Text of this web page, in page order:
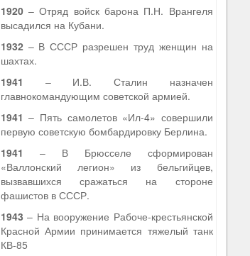
1920– Отряд войск барона П.Н. Врангеля
высадился на Кубани.
1932– В СССР разрешен труд женщин на
шахтах.
1941 – И.В. Сталин назначен
главнокомандующим советской армией.
1941 – Пять самолетов «Ил-4» совершили
первую советскую бомбардировку Берлина.
1941 – В Брюсселе сформирован
«Валлонский легион» из бельгийцев,
вызвавшихся сражаться на стороне
фашистов в СССР.
1943 – На вооружение Рабоче-крестьянской
Красной Армии принимается тяжелый танк
КВ-85